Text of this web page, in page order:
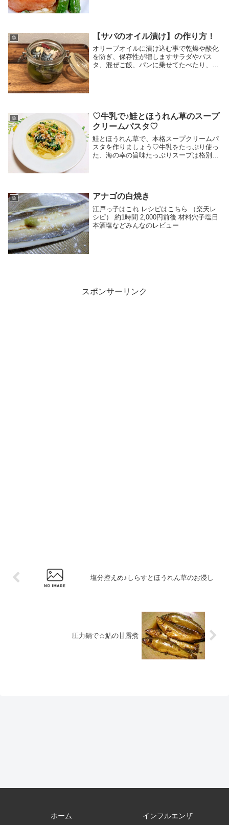
魚 【サバのオイル漬け】の作り方！
オリーブオイルに漬け込む事で乾燥や酸化
を防ぎ、保存性が増しますサラダやパス
タ、混ぜご飯、パンに乗せてたべたり、グ
魚
♡牛乳で♪鮭とほうれん草のスープ
クリームパスタ♡
鮭とほうれん草で、本格スープクリームパ
スタを作りましょう♡牛乳をたっぷり使っ
た、海の幸の旨味たっぷりスープは格別で
魚 アナゴの白焼き
江戸っ子はこれ レシピはこちら （楽天レ
シピ） 約1時間 2,000円前後 材料穴子塩日
本酒塩などみんなのレビュー
スポンサーリンク
塩分控えめ♪しらすとほうれん草のお浸し
圧力鍋で☆鮎の甘露煮
ホーム インフルエンザ